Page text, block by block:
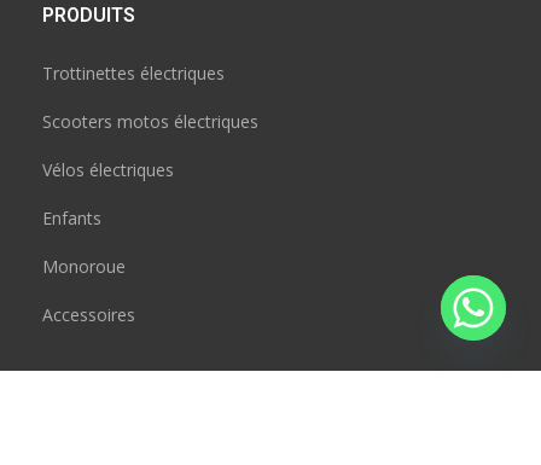
PRODUITS
Trottinettes électriques
Scooters motos électriques
Vélos électriques
Enfants
Monoroue
Accessoires